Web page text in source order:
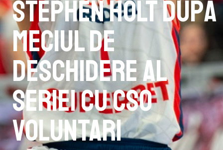
Stephen Holt după
meciul de
deschidere al
seriei cu CSO
Voluntari